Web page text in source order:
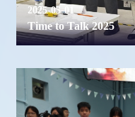
2025-05-01
Time to Talk 2025